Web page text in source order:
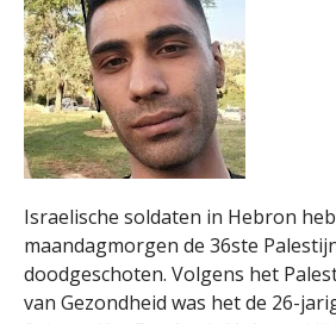
Israelische soldaten in Hebron
maandagmorgen de 36ste
doodgeschoten. Volgens het
van Gezondheid was het de 26-